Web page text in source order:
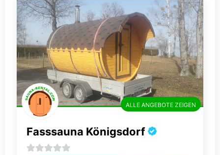
Fasssauna Königsdorf
ALLE ANGEBOTE ZEIGEN